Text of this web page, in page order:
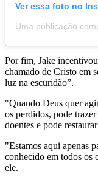
Ver essa foto no
Por fim, Jake
chamado de Cristo em
luz na escuridão”.
"Quando Deus quer
os perdidos, pode
doentes e pode
"Estamos aqui apenas
conhecido em todos os
ele.